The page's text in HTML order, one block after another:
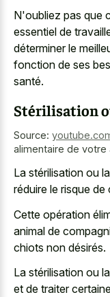
N'oubliez pas que
essentiel de
déterminer le
fonction de ses
santé.
Stérilisation
Source:
alimentaire de votre
La stérilisation ou
réduire le risque
Cette opération
animal de
chiots non désirés.
La stérilisation ou
et de traiter